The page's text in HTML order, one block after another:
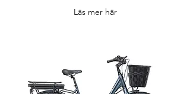
Läs mer här